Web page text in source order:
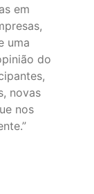
em
uma
do
novas
nos